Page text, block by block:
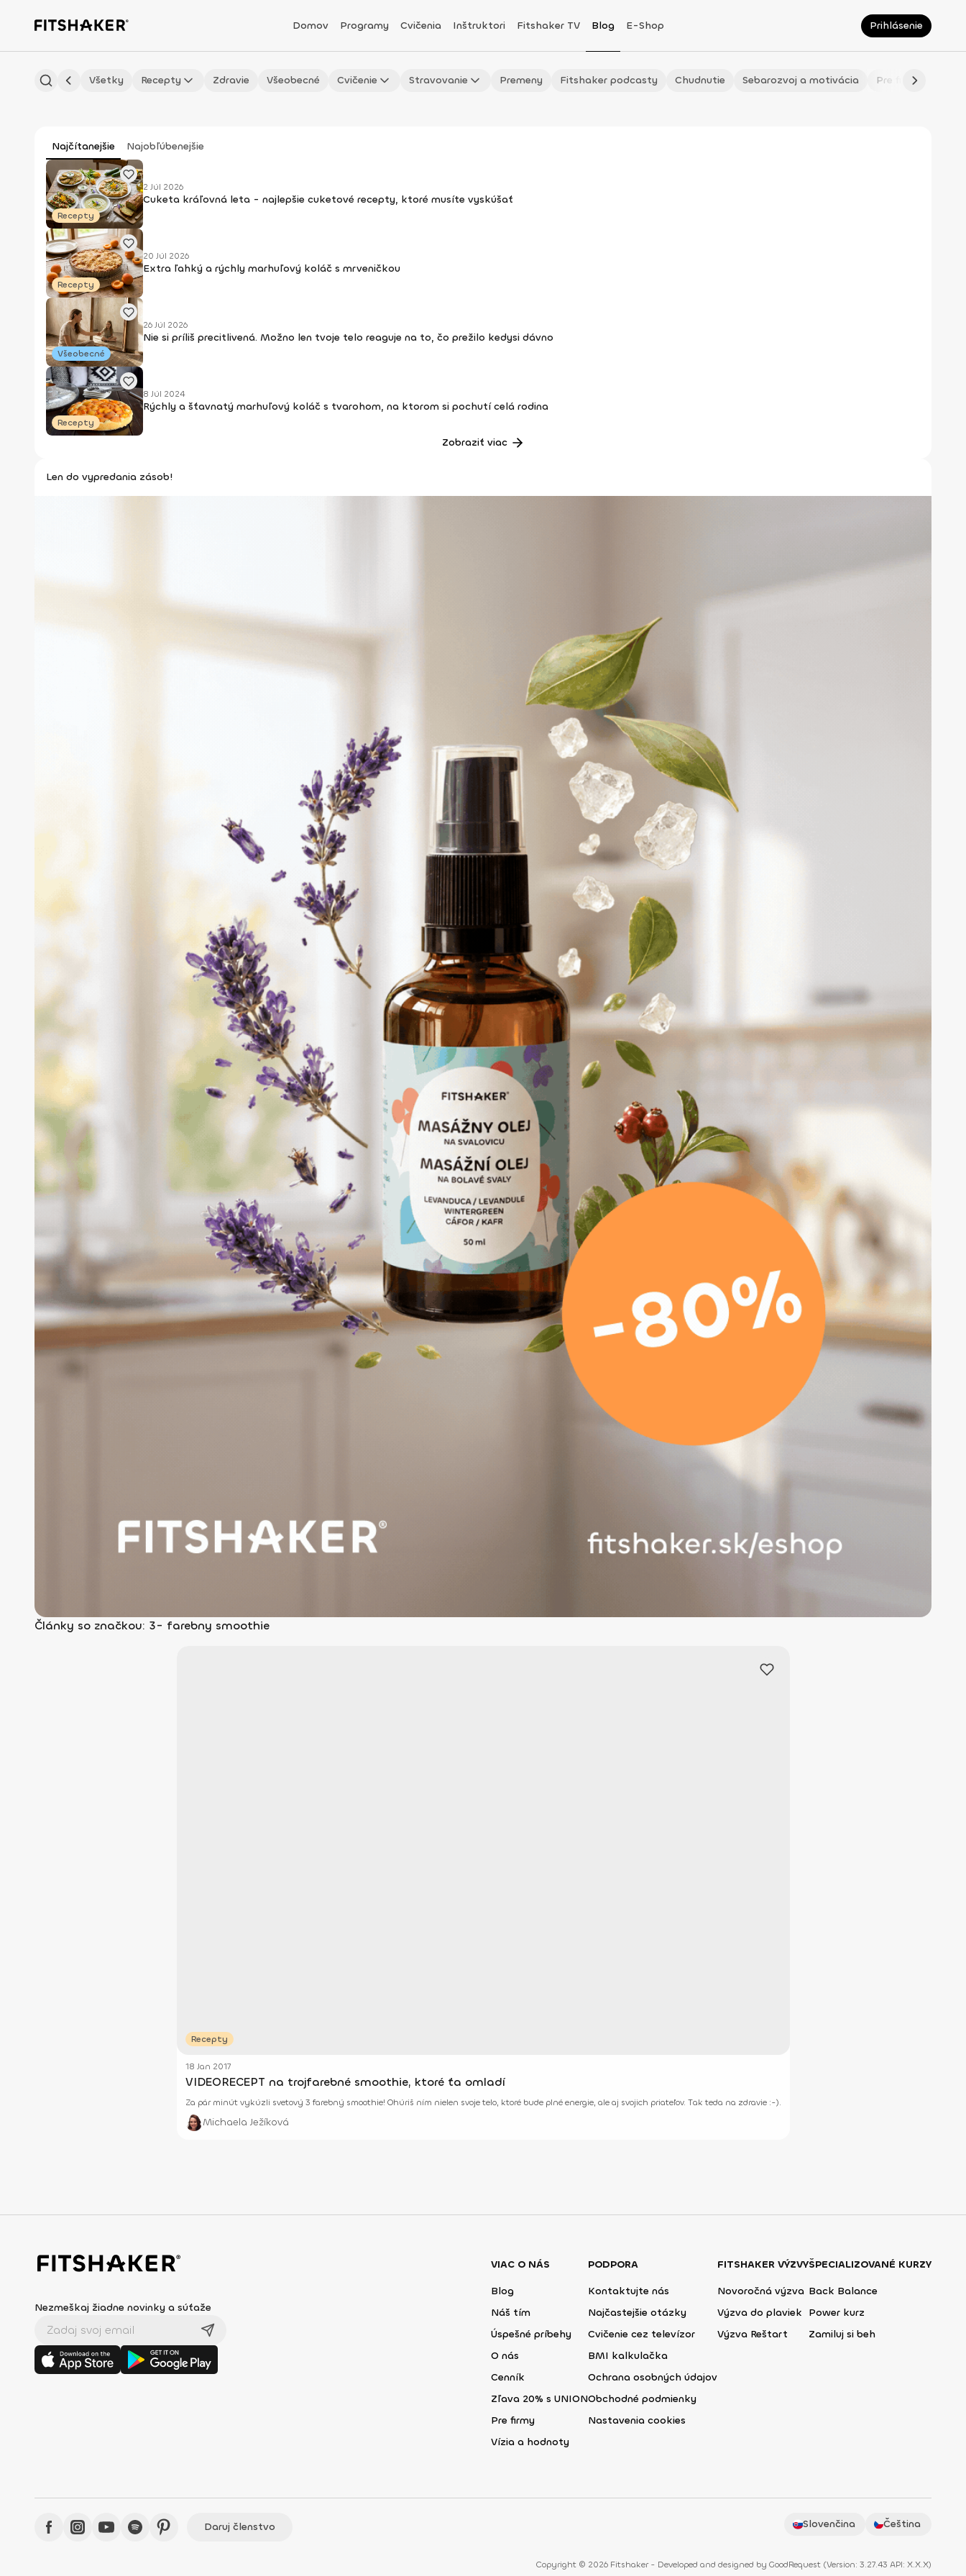
Domov Programy Cvičenia Inštruktori Fitshaker TV Blog E-Shop Prihlásenie
Všetky Recepty Zdravie Všeobecné Cvičenie Stravovanie Premeny Fitshaker podcasty Chudnutie Sebarozvoj a motivácia Pre fitmaminky
Najčítanejšie Najobľúbenejšie
Recepty
2 Júl 2026
Cuketa kráľovná leta - najlepšie cuketové recepty, ktoré musíte vyskúšať
Recepty
20 Júl 2026
Extra ľahký a rýchly marhuľový koláč s mrveničkou
Všeobecné
26 Júl 2026
Nie si príliš precitlivená. Možno len tvoje telo reaguje na to, čo prežilo kedysi dávno
Recepty
8 Júl 2024
Rýchly a šťavnatý marhuľový koláč s tvarohom, na ktorom si pochutí celá rodina
Zobraziť viac
Len do vypredania zásob!
Články so značkou: 3- farebny smoothie
Recepty
18 Jan 2017
VIDEORECEPT na trojfarebné smoothie, ktoré ťa omladí
Za pár minút vykúzli svetový 3 farebný smoothie! Ohúriš ním nielen svoje telo, ktoré bude plné energie, ale aj svojich priateľov. Tak teda na zdravie :-).
Michaela Ježíková
Nezmeškaj žiadne novinky a súťaže
VIAC O NÁS
Blog
Náš tím
Úspešné príbehy
O nás
Cenník
Zľava 20% s UNION
Pre firmy
Vízia a hodnoty
PODPORA
Kontaktujte nás
Najčastejšie otázky
Cvičenie cez televízor
BMI kalkulačka
Ochrana osobných údajov
Obchodné podmienky
Nastavenia cookies
FITSHAKER VÝZVY
Novoročná výzva
Výzva do plaviek
Výzva Reštart
ŠPECIALIZOVANÉ KURZY
Back Balance
Power kurz
Zamiluj si beh
Daruj členstvo Slovenčina Čeština
Copyright © 2026 Fitshaker - Developed and designed by GoodRequest (Version: 3.27.43 API: X.X.X)